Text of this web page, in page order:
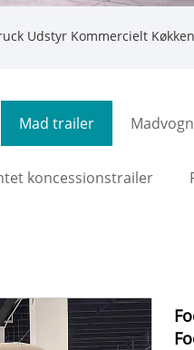
Udstyr Kommercielt
Mad trailer Madvogn
koncessionstrailer